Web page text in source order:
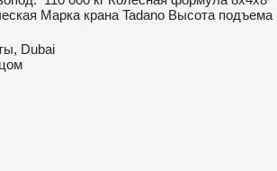
Марка крана Tadano Высота подъема
Dubai